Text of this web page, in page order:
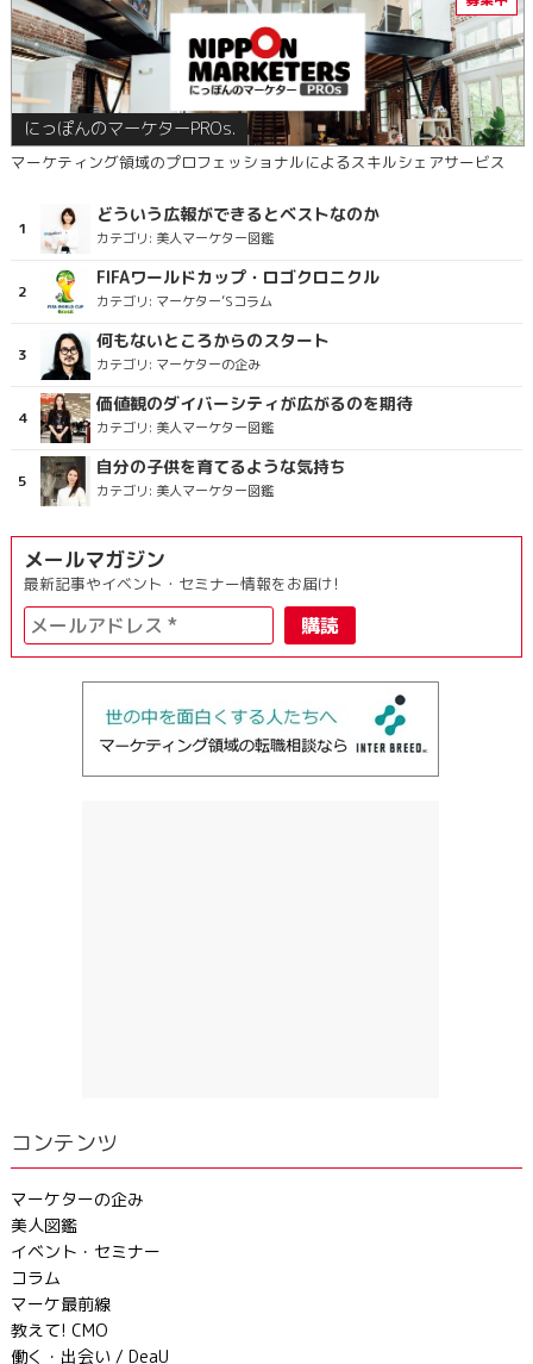
にっぽんのマーケターPROs.
マーケティング領域のプロフェッショナルによるスキルシェアサービス
どういう広報ができるとベストなのか
カテゴリ: 美人マーケター図鑑
FIFAワールドカップ・ロゴクロニクル
カテゴリ: マーケター’Sコラム
何もないところからのスタート
カテゴリ: マーケターの企み
価値観のダイバーシティが広がるのを期待
カテゴリ: 美人マーケター図鑑
自分の子供を育てるような気持ち
カテゴリ: 美人マーケター図鑑
メールマガジン
最新記事やイベント・セミナー情報をお届け!
コンテンツ
マーケターの企み
美人図鑑
イベント・セミナー
コラム
マーケ最前線
教えて! CMO
働く・出会い / DeaU